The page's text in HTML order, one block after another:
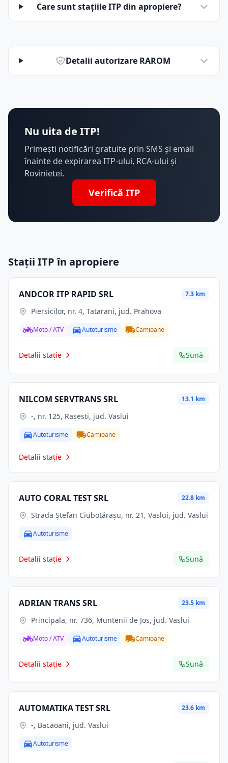
Care sunt stațiile ITP din apropiere?
Detalii autorizare RAROM
Nu uita de ITP!
Primești notificări gratuite prin SMS și email
înainte de expirarea ITP-ului, RCA-ului și
Rovinietei.
Verifică ITP
Stații ITP în apropiere
ANDCOR ITP RAPID SRL 7.3 km
Piersicilor, nr. 4, Tatarani, jud. Prahova
Moto / ATV Autoturisme Camioane
Detalii stație Sună
NILCOM SERVTRANS SRL 13.1 km
-, nr. 125, Rasesti, jud. Vaslui
Autoturisme Camioane
Detalii stație
AUTO CORAL TEST SRL 22.8 km
Strada Ștefan Ciubotărașu, nr. 21, Vaslui, jud. Vaslui
Autoturisme
Detalii stație Sună
ADRIAN TRANS SRL 23.5 km
Principala, nr. 736, Muntenii de Jos, jud. Vaslui
Moto / ATV Autoturisme Camioane
Detalii stație Sună
AUTOMATIKA TEST SRL 23.6 km
-, Bacaoani, jud. Vaslui
Autoturisme